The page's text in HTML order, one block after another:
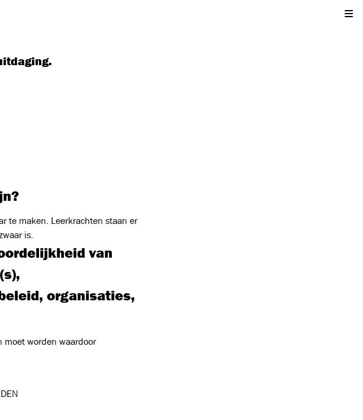
te maken. Leerkrachten staan er
is.
van
organisaties,
moet worden waardoor